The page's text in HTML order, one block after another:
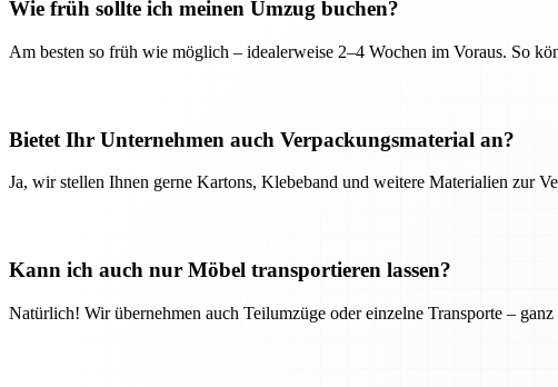
Wie früh sollte ich meinen Umzug buchen?
Am besten so früh wie möglich – idealerweise 2–4 Wochen im Voraus. So
Bietet Ihr Unternehmen auch Verpackungsmaterial an?
Ja, wir stellen Ihnen gerne Kartons, Klebeband und weitere Materialien zur
Kann ich auch nur Möbel transportieren lassen?
Natürlich! Wir übernehmen auch Teilumzüge oder einzelne Transporte –